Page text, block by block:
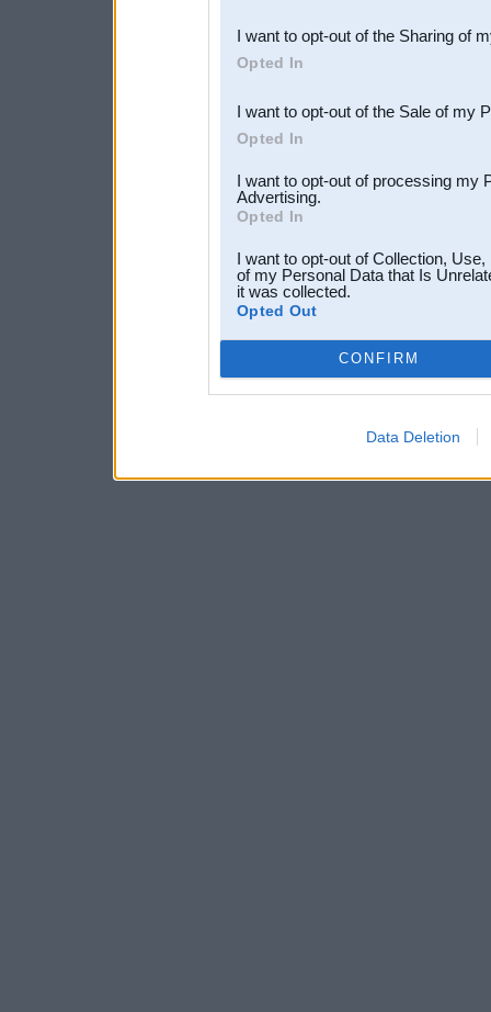
Downstream Participants
third parties.
I want to opt-out of the Sharing of
Opted In
I want to opt-out of the Sale of my
Opted In
I want to opt-out of processing my
Advertising.
Opted In
I want to opt-out of Collection,
of my Personal Data that Is
it was collected.
Opted Out
CONFIRM
Data Deletion